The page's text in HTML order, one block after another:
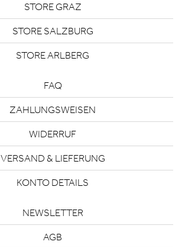
STORE GRAZ
STORE SALZBURG
STORE ARLBERG
FAQ
ZAHLUNGSWEISEN
WIDERRUF
VERSAND & LIEFERUNG
KONTO DETAILS
NEWSLETTER
AGB